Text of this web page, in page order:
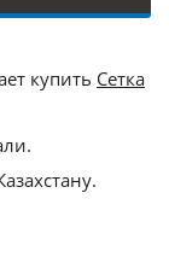
купить Сетка